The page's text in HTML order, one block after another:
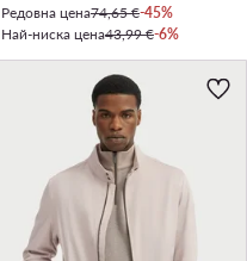
Редовна цена74,65 €-45%
Най-ниска цена43,99 €-6%